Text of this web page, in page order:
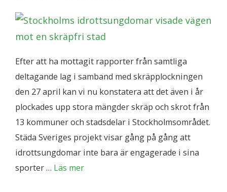
Efter att ha mottagit rapporter från samtliga
deltagande lag i samband med skräpplockningen
den 27 april kan vi nu konstatera att det även i år
plockades upp stora mängder skräp och skrot från
13 kommuner och stadsdelar i Stockholmsområdet.
Städa Sveriges projekt visar gång på gång att
idrottsungdomar inte bara är engagerade i sina
sporter … Läs mer